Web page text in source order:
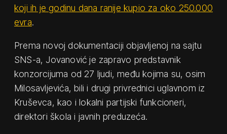
koji ih je godinu dana ranije kupio za oko 250.000
evra.
Prema novoj dokumentaciji objavljenoj na sajtu
SNS-a, Jovanović je zapravo predstavnik
konzorcijuma od 27 ljudi, među kojima su, osim
Milosavljevića, bili i drugi privrednici uglavnom iz
Kruševca, kao i lokalni partijski funkcioneri,
direktori škola i javnih preduzeća.